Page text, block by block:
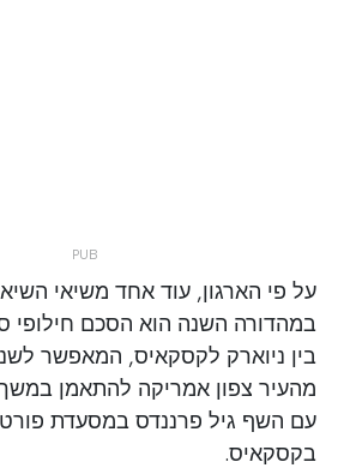
על פי הארגון, עוד אחד משיאי
במהדורה השנה הוא הסכם חילופי
בין ניוארק לקסקאיס, המאפשר
מהעיר צפון אמריקה להתאמן
עם השף גיל פרננדס במסעדת
בקסקאיס.